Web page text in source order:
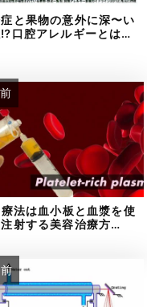
と果物の意外に深〜い
口腔アレルギーとは…
法は血小板と血漿を使
注射する美容治療方…